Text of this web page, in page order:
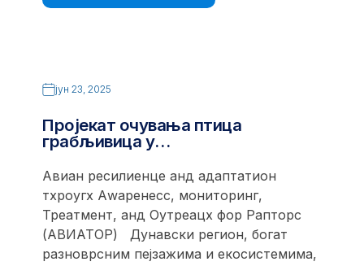
јун 23, 2025
Пројекат очувања птица
грабљивица у…
Авиан ресилиенце анд адаптатион
тхроугх Аwаренесс, мониторинг,
Треатмент, анд Оутреацх фор Рапторс
(АВИАТОР) Дунавски регион, богат
разноврсним пејзажима и екосистемима,